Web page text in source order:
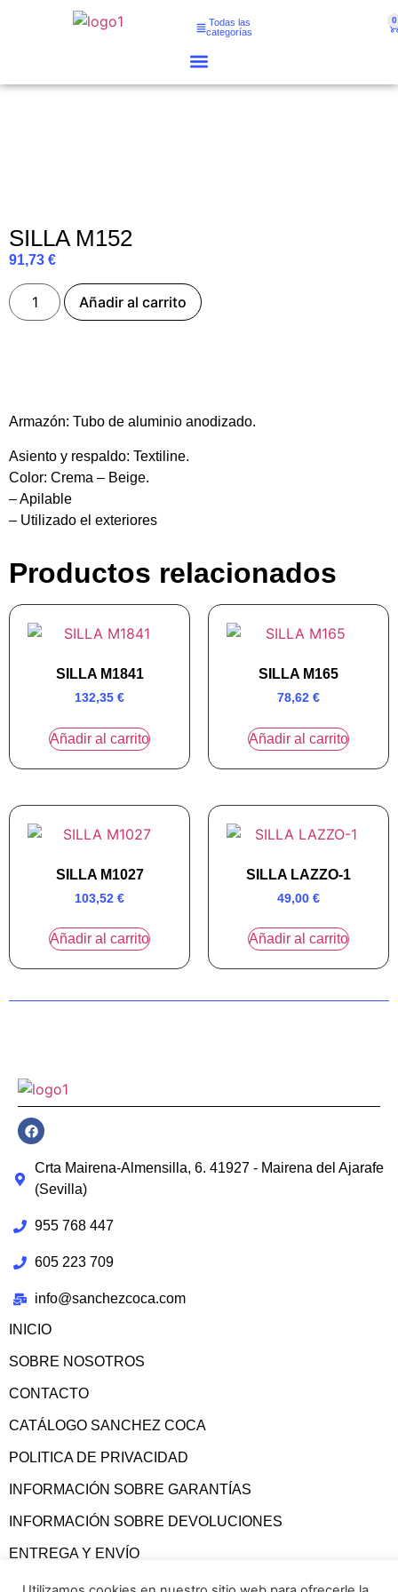
Todas las
categorías
0
SILLA M152
91,73 €
Añadir al carrito
Armazón: Tubo de aluminio anodizado.
Asiento y respaldo: Textiline.
Color: Crema – Beige.
– Apilable
– Utilizado el exteriores
Productos relacionados
SILLA M1841
132,35 €
Añadir al carrito
SILLA M165
78,62 €
Añadir al carrito
SILLA M1027
103,52 €
Añadir al carrito
SILLA LAZZO-1
49,00 €
Añadir al carrito
Crta Mairena-Almensilla, 6. 41927 - Mairena del Ajarafe
(Sevilla)
955 768 447
605 223 709
info@sanchezcoca.com
INICIO
SOBRE NOSOTROS
CONTACTO
CATÁLOGO SANCHEZ COCA
POLITICA DE PRIVACIDAD
INFORMACIÓN SOBRE GARANTÍAS
INFORMACIÓN SOBRE DEVOLUCIONES
ENTREGA Y ENVÍO
CONDICIONES GENERALES